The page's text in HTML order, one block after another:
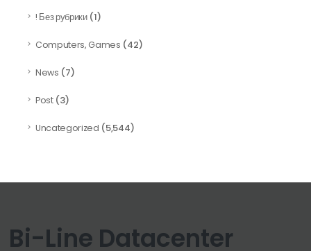
! Без рубрики(1)
Computers, Games (42)
News (7)
Post(3)
Uncategorized (5,544)
Bi-Line Datacenter